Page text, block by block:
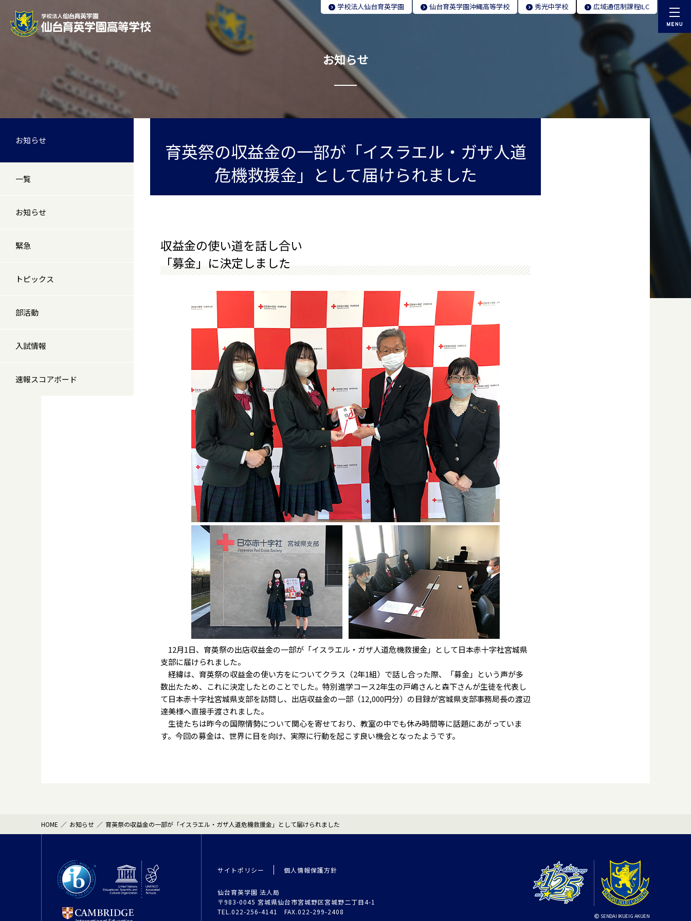
学校法人仙台育英学園 仙台育英学園沖縄高等学校 秀光中学校 広域通信制課程ILC
お知らせ
育英祭の収益金の一部が「イスラエル・ガザ人道
危機救援金」として届けられました
収益金の使い道を話し合い
「募金」に決定しました
12月1日、育英祭の出店収益金の一部が「イスラエル・ガザ人道危機救援金」として日本赤十字社宮城県
支部に届けられました。
経緯は、育英祭の収益金の使い方をについてクラス（2年1組）で話し合った際、「募金」という声が多
数出たため、これに決定したとのことでした。特別進学コース2年生の戸嶋さんと森下さんが生徒を代表し
て日本赤十字社宮城県支部を訪問し、出店収益金の一部（12,000円分）の目録が宮城県支部事務局長の渡辺
達美様へ直接手渡されました。
生徒たちは昨今の国際情勢について関心を寄せており、教室の中でも休み時間等に話題にあがっていま
す。今回の募金は、世界に目を向け、実際に行動を起こす良い機会となったようです。
お知らせ
一覧
お知らせ
緊急
トピックス
部活動
入試情報
速報スコアボード
HOME お知らせ 育英祭の収益金の一部が「イスラエル・ガザ人道危機救援金」として届けられました
サイトポリシー 個人情報保護方針
仙台育英学園 法人局
〒983-0045 宮城県仙台市宮城野区宮城野二丁目4-1
TEL.022-256-4141 FAX.022-299-2408
SENDAI IKUEI GAKUEN